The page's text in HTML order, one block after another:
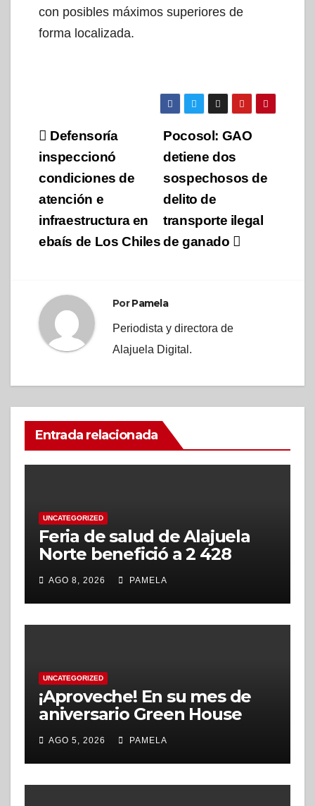
con posibles máximos superiores de
forma localizada.
Navegación
de
entradas
Pocosol: GAO
detiene dos
sospechosos de
delito de
transporte ilegal
de ganado
Defensoría
inspeccionó
condiciones de
atención e
infraestructura en
ebaís de Los Chiles
PorPamela
Periodista y directora de
Alajuela Digital.
Entrada relacionada
UNCATEGORIZED
Feria de salud de Alajuela
Norte benefició a 2 428
AGO 8, 2026 PAMELA
UNCATEGORIZED
¡Aproveche! En su mes de
aniversario Green House
en nuevas matrículas,
durante agosto
AGO 5, 2026 PAMELA